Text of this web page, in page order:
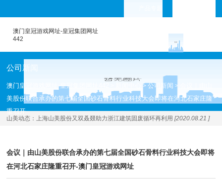
澳门皇冠游戏网址-皇冠集团网址
442
公司新闻
澳门皇冠游戏网址-皇冠集团网址442 >公司新闻 >
美股份联合承办的第七届全国砂石骨料行业科技大会即将在河北石家庄隆
重召开
山美动态：上海山美股份又双叒叕助力浙江建筑固废循环再利用 [2020.08.21 ]
会议｜由山美股份联合承办的第七届全国砂石骨料行业科技大会即将
在河北石家庄隆重召开-澳门皇冠游戏网址